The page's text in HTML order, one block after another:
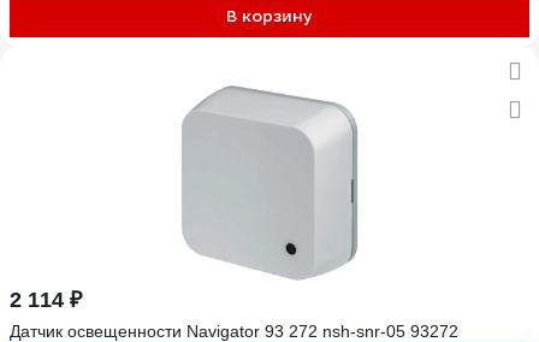
В корзину
2 114 ₽
Датчик освещенности Navigator 93 272 nsh-snr-05 93272